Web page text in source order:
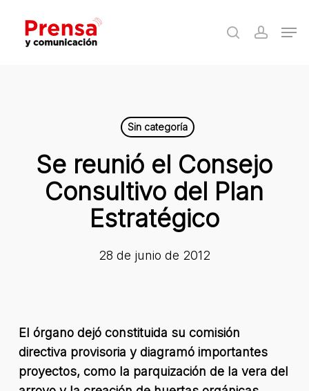
main
search
Sin categoría
Se reunió el Consejo
Consultivo del Plan
Estratégico
28 de junio de 2012
El órgano dejó constituida su comisión
directiva provisoria y diagramó importantes
proyectos, como la parquización de la vera del